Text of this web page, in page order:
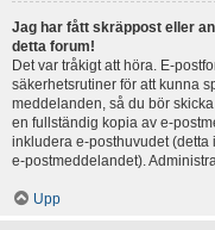
Jag har fått skräppost eller
detta forum!
Det var tråkigt att höra. E-
säkerhetsrutiner för att kunna
meddelanden, så du bör
en fullständig kopia av e-
inkludera e-posthuvudet
e-postmeddelandet).
Upp